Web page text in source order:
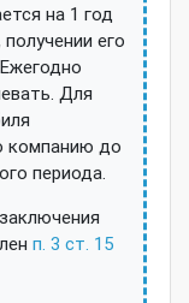
на 1 год
его
Для
компанию до
периода.
п. 3 ст. 15